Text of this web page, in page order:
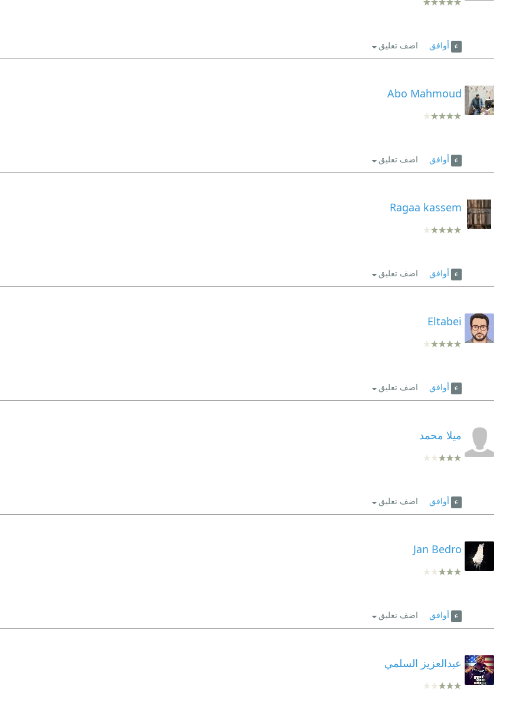
أوافق اضف تعليق
Abo Mahmoud
أوافق اضف تعليق
Ragaa kassem
أوافق اضف تعليق
Eltabei
أوافق اضف تعليق
ميلا محمد
أوافق اضف تعليق
Jan Bedro
أوافق اضف تعليق
عبدالعزيز السلمي